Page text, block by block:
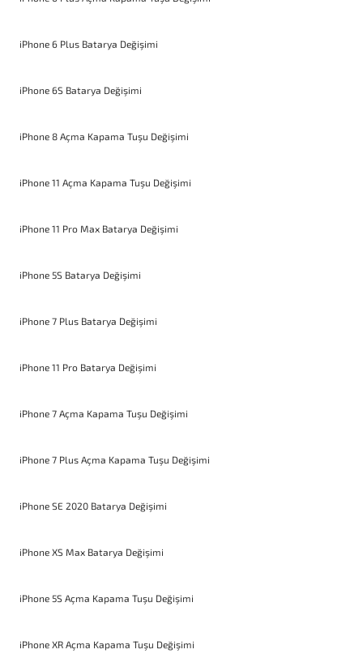
iPhone 6 Plus Batarya Değişimi
iPhone 6S Batarya Değişimi
iPhone 8 Açma Kapama Tuşu Değişimi
iPhone 11 Açma Kapama Tuşu Değişimi
iPhone 11 Pro Max Batarya Değişimi
iPhone 5S Batarya Değişimi
iPhone 7 Plus Batarya Değişimi
iPhone 11 Pro Batarya Değişimi
iPhone 7 Açma Kapama Tuşu Değişimi
iPhone 7 Plus Açma Kapama Tuşu Değişimi
iPhone SE 2020 Batarya Değişimi
iPhone XS Max Batarya Değişimi
iPhone 5S Açma Kapama Tuşu Değişimi
iPhone XR Açma Kapama Tuşu Değişimi